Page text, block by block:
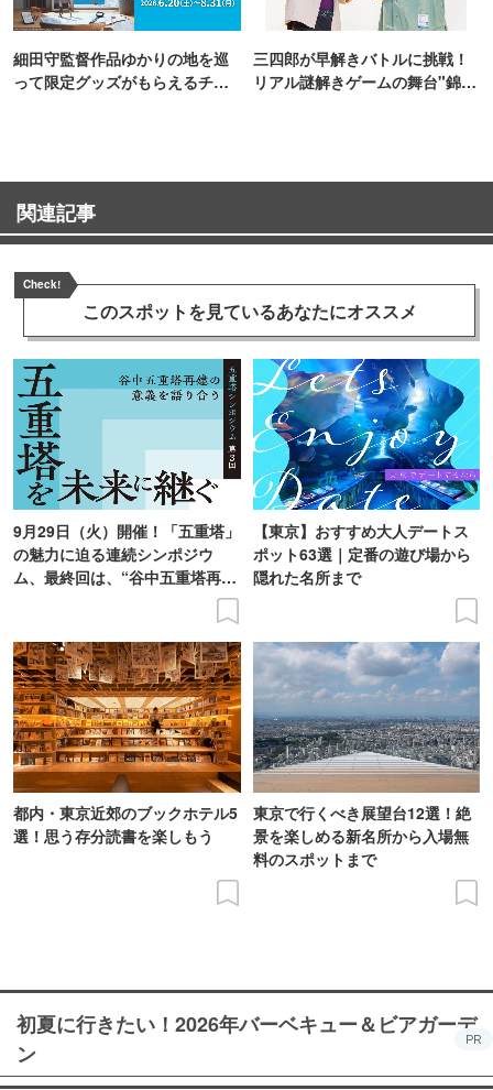
細田守監督作品ゆかりの地を巡
って限定グッズがもらえるチャ
三四郎が早解きバトルに挑戦！
リアル謎解きゲームの舞台"錦糸
関連記事
Check!
このスポットを見ているあなたにオススメ
9月29日（火）開催！「五重塔」
の魅力に迫る連続シンポジウ
ム、最終回は、“谷中五重塔再建
【東京】おすすめ大人デートス
ポット63選｜定番の遊び場から
隠れた名所まで
都内・東京近郊のブックホテル5
選！思う存分読書を楽しもう
東京で行くべき展望台12選！絶
景を楽しめる新名所から入場無
料のスポットまで
初夏に行きたい！2026年バーベキュー＆ビアガーデ
ン
PR